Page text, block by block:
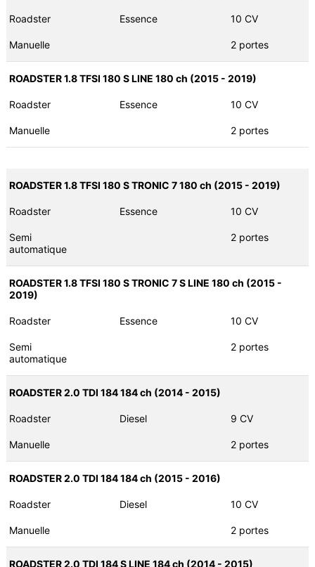
Roadster Essence 10 CV
Manuelle 2 portes
ROADSTER 1.8 TFSI 180 S LINE 180 ch (2015 - 2019)
Roadster Essence 10 CV
Manuelle 2 portes
ROADSTER 1.8 TFSI 180 S TRONIC 7 180 ch (2015 - 2019)
Roadster Essence 10 CV
Semi
automatique
2 portes
ROADSTER 1.8 TFSI 180 S TRONIC 7 S LINE 180 ch (2015 -
2019)
Roadster Essence 10 CV
Semi
automatique
2 portes
ROADSTER 2.0 TDI 184 184 ch (2014 - 2015)
Roadster Diesel 9 CV
Manuelle 2 portes
ROADSTER 2.0 TDI 184 184 ch (2015 - 2016)
Roadster Diesel 10 CV
Manuelle 2 portes
ROADSTER 2.0 TDI 184 S LINE 184 ch (2014 - 2015)